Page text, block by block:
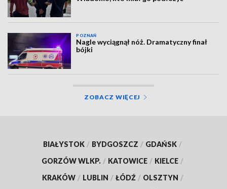
POZNAŃ
Nagle wyciągnął nóż. Dramatyczny finał
bójki
ZOBACZ WIĘCEJ
BIAŁYSTOK / BYDGOSZCZ / GDAŃSK /
GORZÓW WLKP. / KATOWICE / KIELCE /
KRAKÓW / LUBLIN / ŁÓDŹ / OLSZTYN /